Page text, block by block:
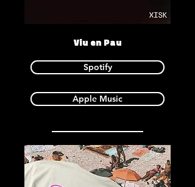
Viu en Pau
Spotify
Apple Music